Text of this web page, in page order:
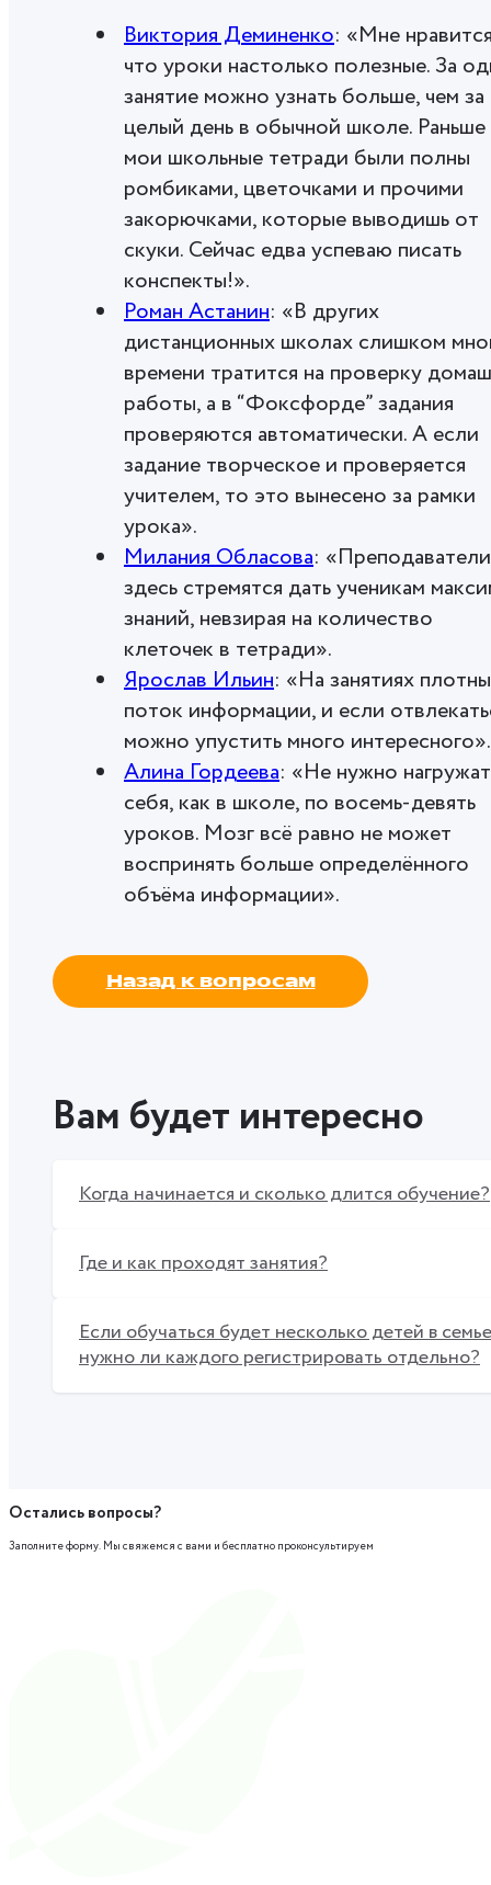
Виктория Деминенко: «Мне
что уроки настолько полезные. За
занятие можно узнать больше, чем за
целый день в обычной школе. Раньше
мои школьные тетради были полны
ромбиками, цветочками и прочими
закорючками, которые выводишь от
скуки. Сейчас едва успеваю писать
конспекты!».
Роман Астанин: «В других
дистанционных школах слишком
времени тратится на проверку
работы, а в “Фоксфорде” задания
проверяются автоматически. А если
задание творческое и проверяется
учителем, то это вынесено за рамки
урока».
Милания Обласова: «Преподаватели
здесь стремятся дать ученикам
знаний, невзирая на количество
клеточек в тетради».
Ярослав Ильин: «На занятиях
поток информации, и если
можно упустить много интересного».
Алина Гордеева: «Не нужно
себя, как в школе, по восемь-девять
уроков. Мозг всё равно не может
воспринять больше определённого
объёма информации».
Назад к вопросам
Вам будет интересно
Когда начинается и сколько длится обучение?
Где и как проходят занятия?
Если обучаться будет несколько детей в
нужно ли каждого регистрировать отдельно?
Остались вопросы?
Заполните форму. Мы свяжемся с вами и бесплатно проконсультируем